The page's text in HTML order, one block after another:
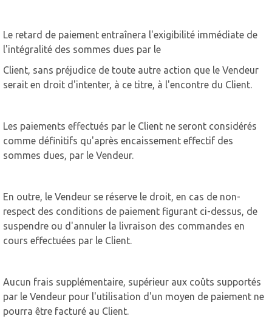
Le retard de paiement entraînera l'exigibilité immédiate de
l'intégralité des sommes dues par le
Client, sans préjudice de toute autre action que le Vendeur
serait en droit d'intenter, à ce titre, à l'encontre du Client.
Les paiements effectués par le Client ne seront considérés
comme définitifs qu'après encaissement effectif des
sommes dues, par le Vendeur.
En outre, le Vendeur se réserve le droit, en cas de non-
respect des conditions de paiement figurant ci-dessus, de
suspendre ou d'annuler la livraison des commandes en
cours effectuées par le Client.
Aucun frais supplémentaire, supérieur aux coûts supportés
par le Vendeur pour l'utilisation d'un moyen de paiement ne
pourra être facturé au Client.